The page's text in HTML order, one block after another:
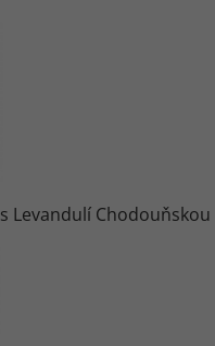
s Levandulí Chodouňskou